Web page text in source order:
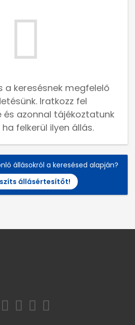
a keresésnek megfelelő
Iratkozz fel
azonnal tájékoztatunk
felkerül ilyen állás.
állásokról a keresésed alapján?
állásértesítőt!